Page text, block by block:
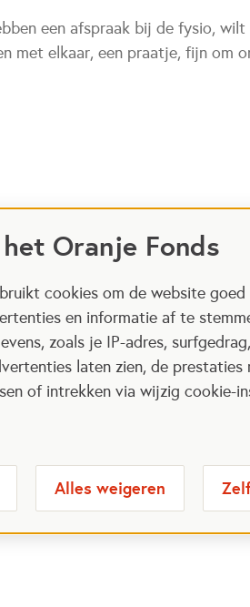
Oranje Fonds
cookies om de website
en informatie af te
zoals je IP-adres,
laten zien, de
of intrekken via wijzig cookie-
Alles weigeren
een afspraak bij de fysio,
met elkaar, een praatje, fijn om